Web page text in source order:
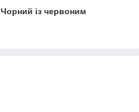
Чорний із червоним